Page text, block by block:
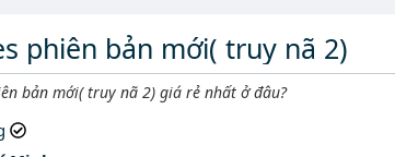
phiên bản mới( truy nã 2)
bản mới( truy nã 2) giá rẻ nhất ở đâu?